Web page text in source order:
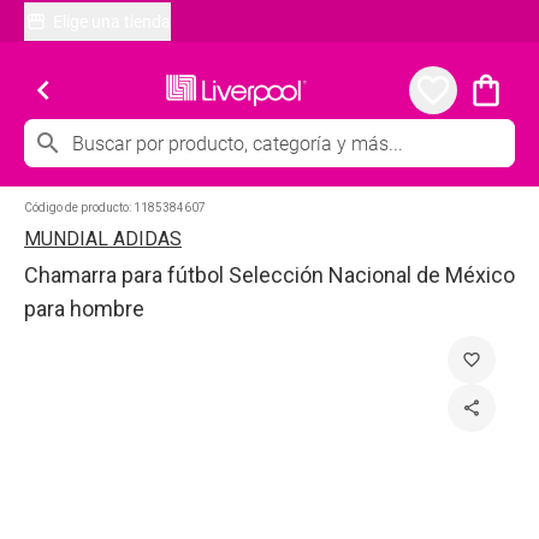
chevron_left shopping_bag
search
Código de producto: 1185384607
MUNDIAL ADIDAS
Chamarra para fútbol Selección Nacional de México
para hombre
favorite_border